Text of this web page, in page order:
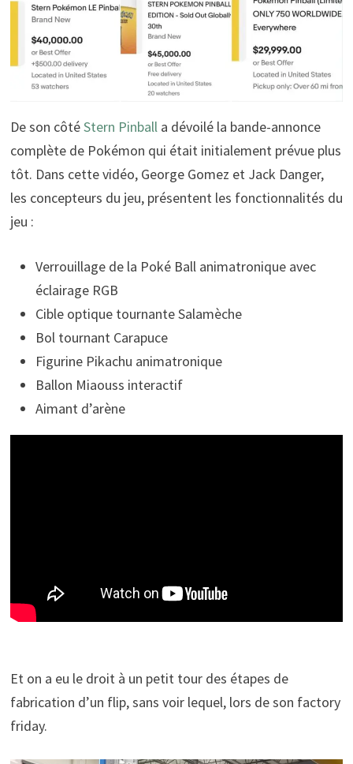
De son côtéStern Pinballa dévoilé la bande-annonce
complète de Pokémon qui était initialement prévue plus
tôt. Dans cette vidéo, George Gomez et Jack Danger,
les concepteurs du jeu, présentent les fonctionnalités du
jeu :
Verrouillage de la Poké Ball animatronique avec
éclairage RGB
Cible optique tournante Salamèche
Bol tournant Carapuce
Figurine Pikachu animatronique
Ballon Miaouss interactif
Aimant d’arène
Et on a eu le droit à un petit tour des étapes de
fabrication d’un flip, sans voir lequel, lors de son factory
friday.